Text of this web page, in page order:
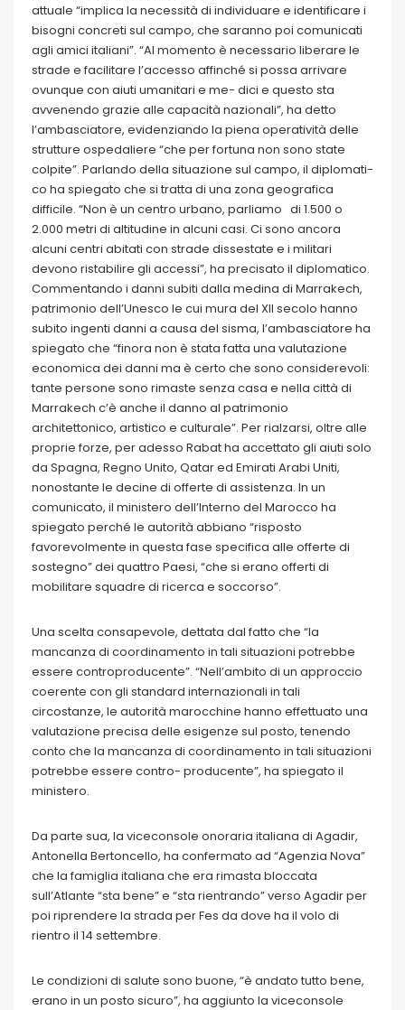
attuale “implica la necessità di individuare e identificare i
bisogni concreti sul campo, che saranno poi comunicati
agli amici italiani”. “Al momento è necessario liberare le
strade e facilitare l’accesso affinché si possa arrivare
ovunque con aiuti umanitari e me- dici e questo sta
avvenendo grazie alle capacità nazionali”, ha detto
l’ambasciatore, evidenziando la piena operatività delle
strutture ospedaliere “che per fortuna non sono state
colpite”. Parlando della situazione sul campo, il diplomati-
co ha spiegato che si tratta di una zona geografica
difficile. “Non è un centro urbano, parliamo di 1.500 o
2.000 metri di altitudine in alcuni casi. Ci sono ancora
alcuni centri abitati con strade dissestate e i militari
devono ristabilire gli accessi”, ha precisato il diplomatico.
Commentando i danni subiti dalla medina di Marrakech,
patrimonio dell’Unesco le cui mura del XII secolo hanno
subito ingenti danni a causa del sisma, l’ambasciatore ha
spiegato che “finora non è stata fatta una valutazione
economica dei danni ma è certo che sono considerevoli:
tante persone sono rimaste senza casa e nella città di
Marrakech c’è anche il danno al patrimonio
architettonico, artistico e culturale”. Per rialzarsi, oltre alle
proprie forze, per adesso Rabat ha accettato gli aiuti solo
da Spagna, Regno Unito, Qatar ed Emirati Arabi Uniti,
nonostante le decine di offerte di assistenza. In un
comunicato, il ministero dell’Interno del Marocco ha
spiegato perché le autorità abbiano “risposto
favorevolmente in questa fase specifica alle offerte di
sostegno” dei quattro Paesi, “che si erano offerti di
mobilitare squadre di ricerca e soccorso”.
Una scelta consapevole, dettata dal fatto che “la
mancanza di coordinamento in tali situazioni potrebbe
essere controproducente”. “Nell’ambito di un approccio
coerente con gli standard internazionali in tali
circostanze, le autorità marocchine hanno effettuato una
valutazione precisa delle esigenze sul posto, tenendo
conto che la mancanza di coordinamento in tali situazioni
potrebbe essere contro- producente”, ha spiegato il
ministero.
Da parte sua, la viceconsole onoraria italiana di Agadir,
Antonella Bertoncello, ha confermato ad “Agenzia Nova”
che la famiglia italiana che era rimasta bloccata
sull’Atlante “sta bene” e “sta rientrando” verso Agadir per
poi riprendere la strada per Fes da dove ha il volo di
rientro il 14 settembre.
Le condizioni di salute sono buone, “è andato tutto bene,
erano in un posto sicuro”, ha aggiunto la viceconsole